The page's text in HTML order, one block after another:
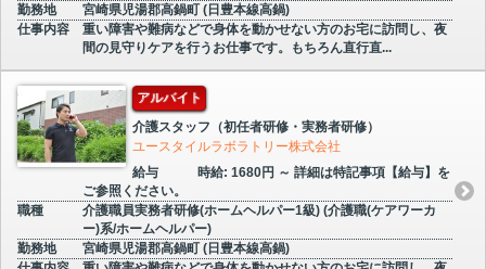
勤務地
宮崎県児湯郡高鍋町 (日豊本線高鍋)
仕事内容
重い障害や難病などで身体を動かせない方のお宅に訪問し、夜
間の見守りケアを行うお仕事です。もちろん直行直...
アルバイト
介護スタッフ（初任者研修・実務者研修）
ユースタイルラボラトリー株式会社
給与
時給: 1680円 ～ 詳細は特記事項【給与】を
ご参照ください。
職種
介護職員実務者研修(ホームヘルパー1級) (介護職(ケアワーカ
ー)系/ホームヘルパー)
勤務地
宮崎県児湯郡高鍋町 (日豊本線高鍋)